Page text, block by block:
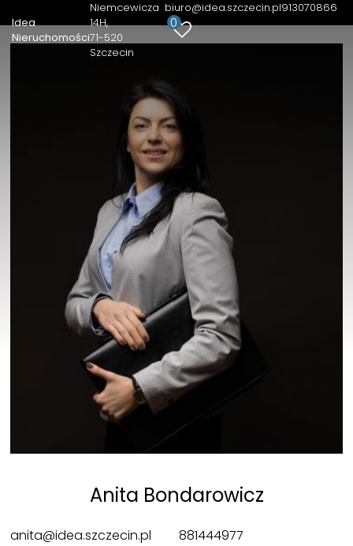
Idea
Nieruchomości
Niemcewicza
14H
71-520
Szczecin
biuro@idea.szczecin.pl913070866
0
Anita Bondarowicz
anita@idea.szczecin.pl 881444977